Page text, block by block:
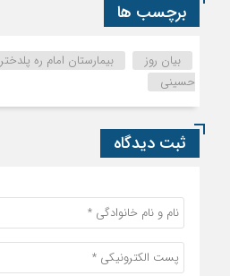
برچسب ها
بیان روز بیمارستان امام ره پلدختر
حسینی
ثبت دیدگاه